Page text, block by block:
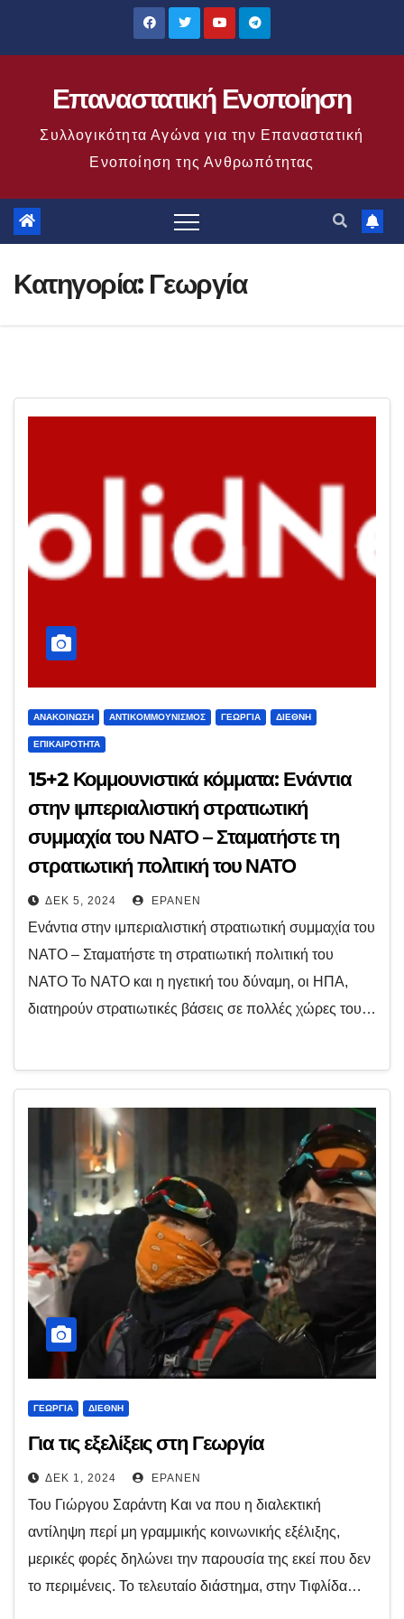
Επαναστατική Ενοποίηση
Συλλογικότητα Αγώνα για την Επαναστατική
Ενοποίηση της Ανθρωπότητας
Κατηγορία: Γεωργία
ΑΝΑΚΟΊΝΩΣΗ ΑΝΤΙΚΟΜΜΟΥΝΙΣΜΌΣ ΓΕΩΡΓΊΑ ΔΙΕΘΝΉ
ΕΠΙΚΑΙΡΌΤΗΤΑ
15+2 Κομμουνιστικά κόμματα: Ενάντια
στην ιμπεριαλιστική στρατιωτική
συμμαχία του ΝΑΤΟ – Σταματήστε τη
στρατιωτική πολιτική του ΝΑΤΟ
ΔΕΚ 5, 2024 EPANEN
Ενάντια στην ιμπεριαλιστική στρατιωτική συμμαχία του
ΝΑΤΟ – Σταματήστε τη στρατιωτική πολιτική του
ΝΑΤΟ Το ΝΑΤΟ και η ηγετική του δύναμη, οι ΗΠΑ,
διατηρούν στρατιωτικές βάσεις σε πολλές χώρες του…
ΓΕΩΡΓΊΑ ΔΙΕΘΝΉ
Για τις εξελίξεις στη Γεωργία
ΔΕΚ 1, 2024 EPANEN
Του Γιώργου Σαράντη Και να που η διαλεκτική
αντίληψη περί μη γραμμικής κοινωνικής εξέλιξης,
μερικές φορές δηλώνει την παρουσία της εκεί που δεν
το περιμένεις. Το τελευταίο διάστημα, στην Τιφλίδα…